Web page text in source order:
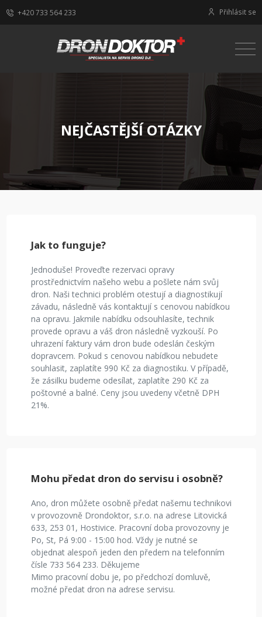
+420 733 564 233 Přihlásit se
NEJČASTĚJŠÍ OTÁZKY
Jak to funguje?
Jednoduše! Proveďte rezervaci opravy
prostřednictvím našeho webu a pošlete nám svůj
dron. Naši technici problém otestují a diagnostikují
závadu, následně vás kontaktují s cenovou nabídkou
na opravu. Jakmile nabídku odsouhlasíte, technik
provede opravu a váš dron následně vyzkouší. Po
uhrazení faktury vám dron bude odeslán českým
dopravcem. Pokud s cenovou nabídkou nebudete
souhlasit, zaplatíte 990 Kč za diagnostiku. V případě,
že zásilku budeme odesílat, zaplatíte 290 Kč za
poštovné a balné. Ceny jsou uvedeny včetně DPH
21%.
Mohu předat dron do servisu i osobně?
Ano, dron můžete osobně předat našemu technikovi
v provozovně Drondoktor, s.r.o. na adrese Litovická
633, 253 01, Hostivice. Pracovní doba provozovny je
Po, St, Pá 9:00 - 15:00 hod. Vždy je nutné se
objednat alespoň jeden den předem na telefonním
čísle 733 564 233. Děkujeme
Mimo pracovní dobu je, po předchozí domluvě,
možné předat dron na adrese servisu.